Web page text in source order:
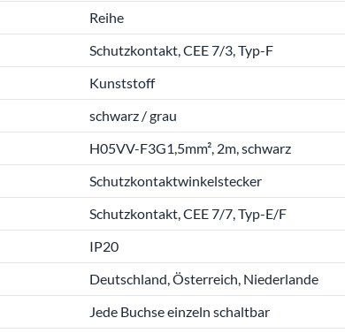
Reihe
Schutzkontakt, CEE 7/3, Typ-F
Kunststoff
schwarz / grau
H05VV-F3G1,5mm², 2m, schwarz
Schutzkontaktwinkelstecker
Schutzkontakt, CEE 7/7, Typ-E/F
IP20
Deutschland, Österreich, Niederlande
Jede Buchse einzeln schaltbar